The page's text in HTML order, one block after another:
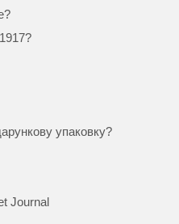
упаковку?
Journal